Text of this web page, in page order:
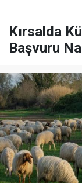
Kırsalda
Başvuru